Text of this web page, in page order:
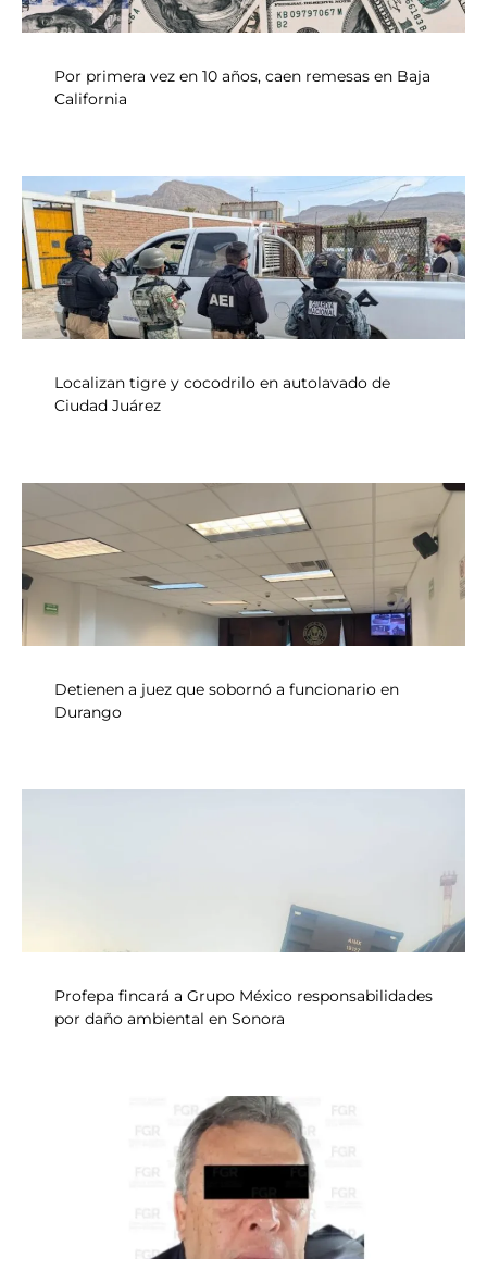
Por primera vez en 10 años, caen remesas en Baja
California
Localizan tigre y cocodrilo en autolavado de
Ciudad Juárez
Detienen a juez que sobornó a funcionario en
Durango
Profepa fincará a Grupo México responsabilidades
por daño ambiental en Sonora